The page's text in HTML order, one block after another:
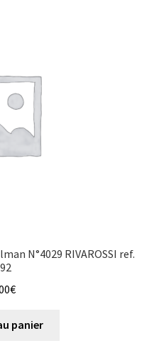
N°4029 RIVAROSSI ref.
€
panier